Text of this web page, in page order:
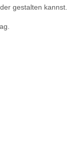
gestalten kannst.